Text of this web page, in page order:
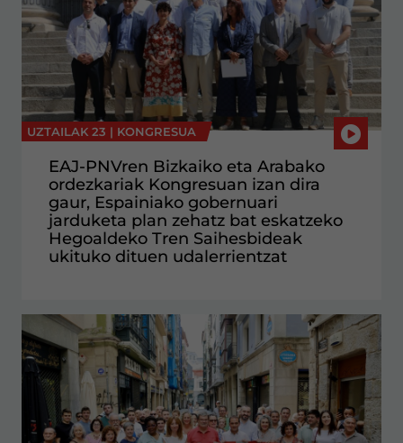
UZTAILAK 23 | KONGRESUA
EAJ-PNVren Bizkaiko eta Arabako
ordezkariak Kongresuan izan dira
gaur, Espainiako gobernuari
jarduketa plan zehatz bat eskatzeko
Hegoaldeko Tren Saihesbideak
ukituko dituen udalerrientzat